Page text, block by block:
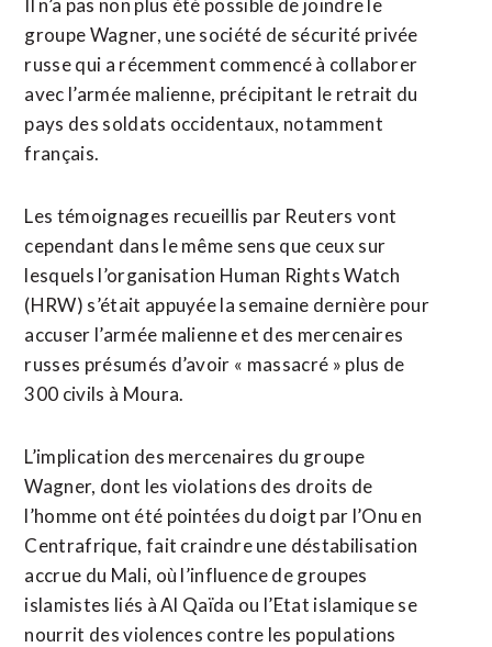
Il n’a pas non plus été possible de joindre le
groupe Wagner, une société de sécurité privée
russe qui a récemment commencé à collaborer
avec l’armée malienne, précipitant le retrait du
pays des soldats occidentaux, notamment
français.
Les témoignages recueillis par Reuters vont
cependant dans le même sens que ceux sur
lesquels l’organisation Human Rights Watch
(HRW) s’était appuyée la semaine dernière pour
accuser l’armée malienne et des mercenaires
russes présumés d’avoir « massacré » plus de
300 civils à Moura.
L’implication des mercenaires du groupe
Wagner, dont les violations des droits de
l’homme ont été pointées du doigt par l’Onu en
Centrafrique, fait craindre une déstabilisation
accrue du Mali, où l’influence de groupes
islamistes liés à Al Qaïda ou l’Etat islamique se
nourrit des violences contre les populations